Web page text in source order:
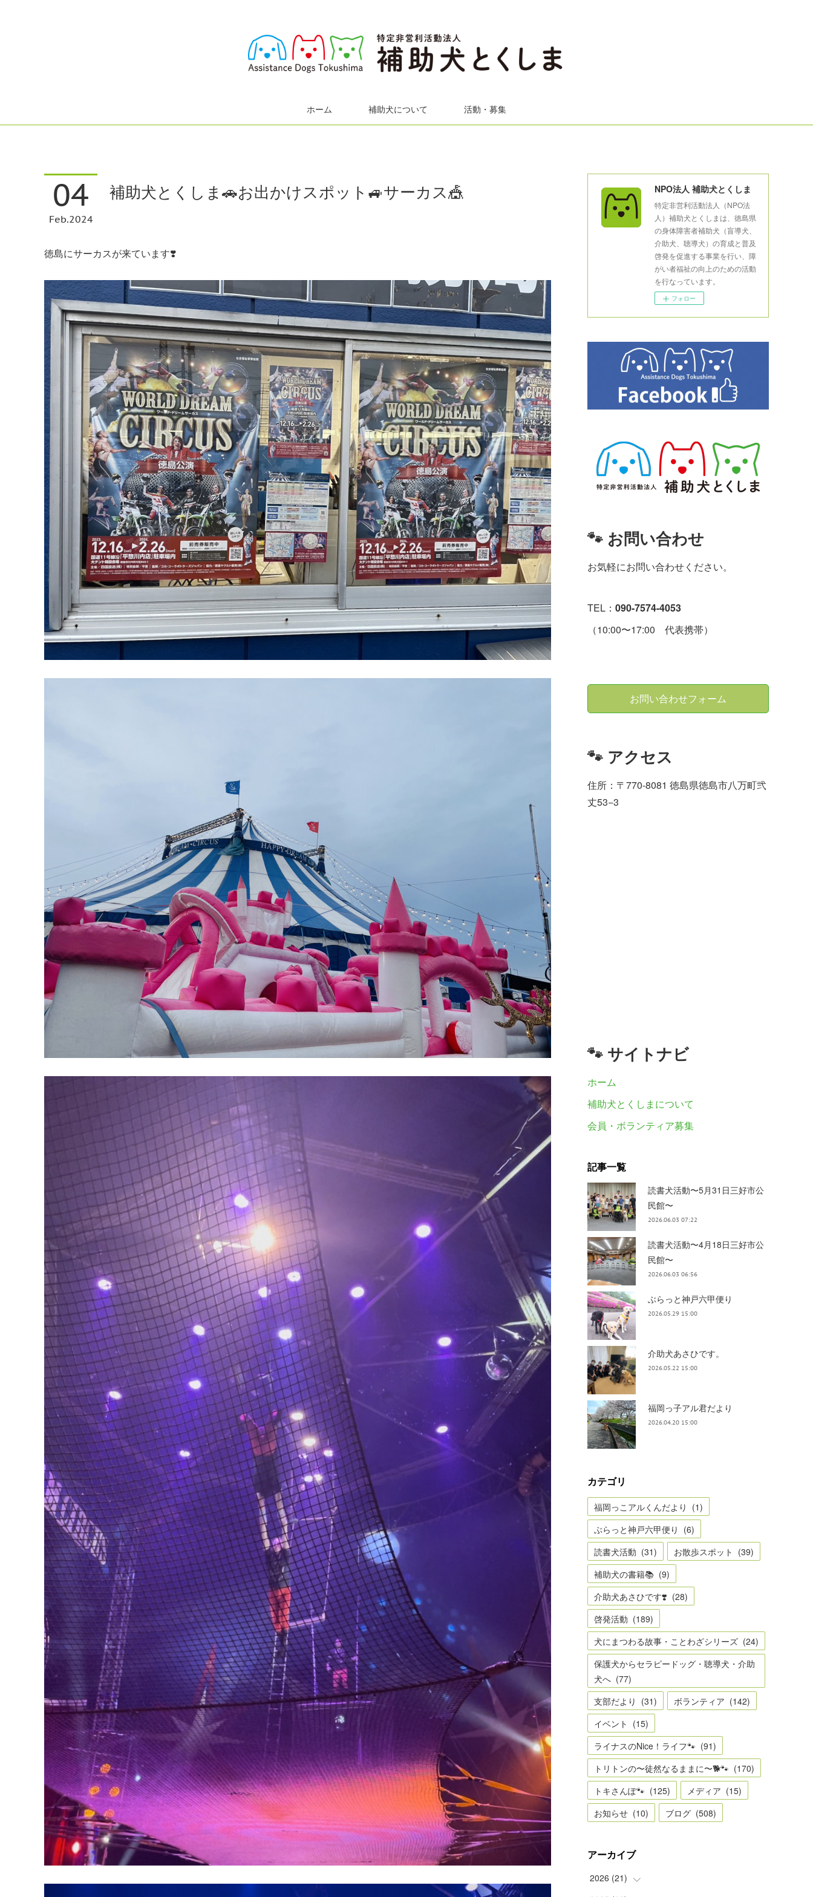
ホーム 補助犬について 活動・募集
04
Feb 2024
補助犬とくしま🚗お出かけスポット🚙サーカス🎪
徳島にサーカスが来ています❣️
NPO法人 補助犬とくしま
特定非営利活動法人（NPO法
人）補助犬とくしまは、徳島県
の身体障害者補助犬（盲導犬、
介助犬、聴導犬）の育成と普及
啓発を促進する事業を行い、障
がい者福祉の向上のための活動
を行なっています。
フォロー
🐾 お問い合わせ
お気軽にお問い合わせください。
TEL： 090-7574-4053
（10:00〜17:00 代表携帯）
お問い合わせフォーム
🐾 アクセス
住所：〒770-8081 徳島県徳島市八万町弐
丈53−3
🐾 サイトナビ
ホーム
補助犬とくしまについて
会員・ボランティア募集
記事一覧
読書犬活動〜5月31日三好市公
民館〜
2026.06.03 07:22
読書犬活動〜4月18日三好市公
民館〜
2026.06.03 06:56
ぶらっと神戸六甲便り
2026.05.29 15:00
介助犬あさひです。
2026.05.22 15:00
福岡っ子アル君だより
2026.04.20 15:00
カテゴリ
福岡っこアルくんだより (1)
ぶらっと神戸六甲便り (6)
読書犬活動 (31) お散歩スポット (39)
補助犬の書籍📚 (9)
介助犬あさひです❣️ (28)
啓発活動 (189)
犬にまつわる故事・ことわざシリーズ (24)
保護犬からセラピードッグ・聴導犬・介助
犬へ (77)
支部だより (31) ボランティア (142)
イベント (15)
ライナスのNice！ライフ🐾 (91)
トリトンの〜徒然なるままに〜🐕🐾 (170)
トキさんぽ🐾 (125) メディア (15)
お知らせ (10) ブログ (508)
アーカイブ
2026 (21)